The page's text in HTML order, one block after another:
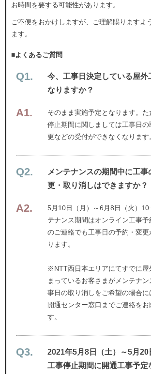
お時間を要する可能性があります。
ご不便をおかけしますが、ご理解賜りますよ
ます。
■よくあるご質問
今、工事日決定している屋外
なりますか？
そのまま実施予定となります。た
停止期間に関しましては工事日
更などの受付ができなくなります
メンテナンスの期間中に工事
更・取り消しはできますか？
5月10日（月）～6月8日（火）
テナンス期間はオンライン工事
のご連絡でも工事日の予約・変更
ります。
※NTT西日本エリアにてすでに屋
まっているお客さまがメンテナ
事日の取り消しをご希望の場合
開通センター窓口までご連絡をお
す。
2021年5月8日（土）～5月20
工事停止期間に開通工事予定